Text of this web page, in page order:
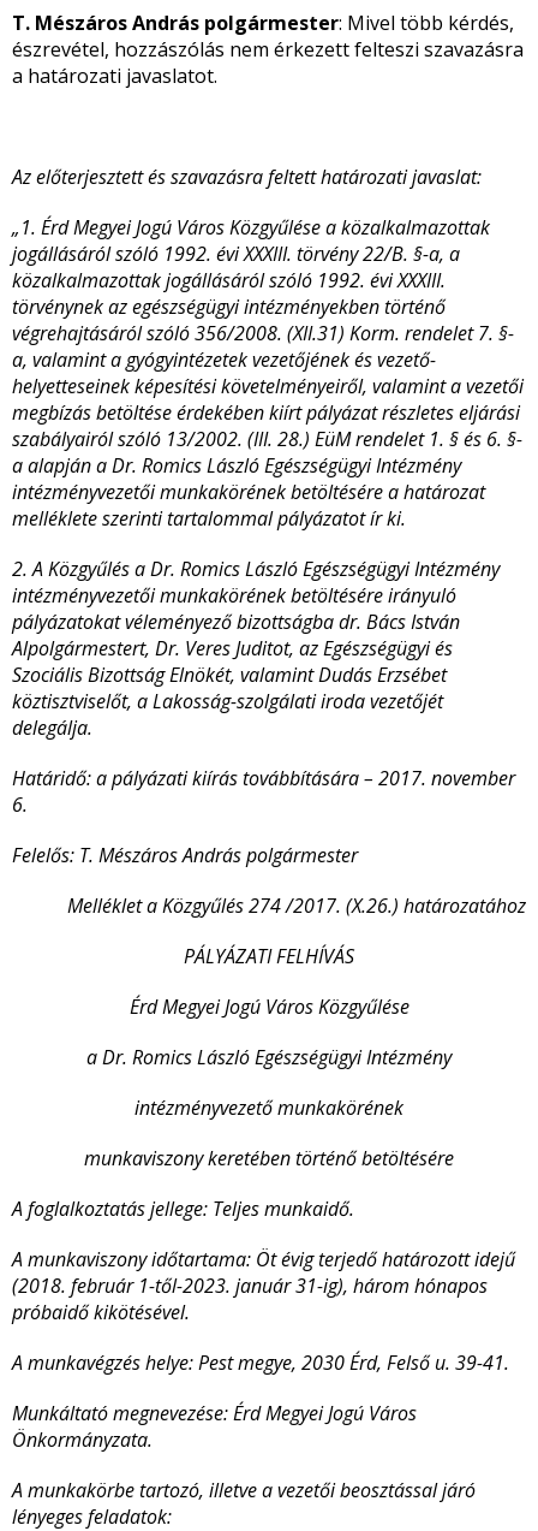
T. Mészáros András polgármester: Mivel több kérdés,
észrevétel, hozzászólás nem érkezett felteszi szavazásra
a határozati javaslatot.
Az előterjesztett és szavazásra feltett határozati javaslat:
„1. Érd Megyei Jogú Város Közgyűlése a közalkalmazottak
jogállásáról szóló 1992. évi XXXIII. törvény 22/B. §-a, a
közalkalmazottak jogállásáról szóló 1992. évi XXXIII.
törvénynek az egészségügyi intézményekben történő
végrehajtásáról szóló 356/2008. (XII.31) Korm. rendelet 7. §-
a, valamint a gyógyintézetek vezetőjének és vezető-
helyetteseinek képesítési követelményeiről, valamint a vezetői
megbízás betöltése érdekében kiírt pályázat részletes eljárási
szabályairól szóló 13/2002. (III. 28.) EüM rendelet 1. § és 6. §-
a alapján a Dr. Romics László Egészségügyi Intézmény
intézményvezetői munkakörének betöltésére a határozat
melléklete szerinti tartalommal pályázatot ír ki.
2. A Közgyűlés a Dr. Romics László Egészségügyi Intézmény
intézményvezetői munkakörének betöltésére irányuló
pályázatokat véleményező bizottságba dr. Bács István
Alpolgármestert, Dr. Veres Juditot, az Egészségügyi és
Szociális Bizottság Elnökét, valamint Dudás Erzsébet
köztisztviselőt, a Lakosság-szolgálati iroda vezetőjét
delegálja.
Határidő: a pályázati kiírás továbbítására – 2017. november
6.
Felelős: T. Mészáros András polgármester
Melléklet a Közgyűlés 274 /2017. (X.26.) határozatához
PÁLYÁZATI FELHÍVÁS
Érd Megyei Jogú Város Közgyűlése
a Dr. Romics László Egészségügyi Intézmény
intézményvezető munkakörének
munkaviszony keretében történő betöltésére
A foglalkoztatás jellege: Teljes munkaidő.
A munkaviszony időtartama: Öt évig terjedő határozott idejű
(2018. február 1-től-2023. január 31-ig), három hónapos
próbaidő kikötésével.
A munkavégzés helye: Pest megye, 2030 Érd, Felső u. 39-41.
Munkáltató megnevezése: Érd Megyei Jogú Város
Önkormányzata.
A munkakörbe tartozó, illetve a vezetői beosztással járó
lényeges feladatok: